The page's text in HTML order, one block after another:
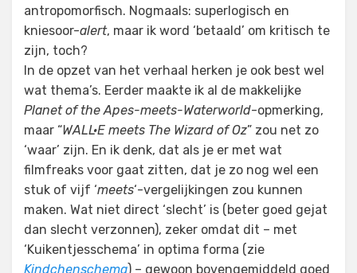
antropomorfisch. Nogmaals: superlogisch en
kniesoor-alert, maar ik word ‘betaald’ om kritisch te
zijn, toch?
In de opzet van het verhaal herken je ook best wel
wat thema’s. Eerder maakte ik al de makkelijke
Planet of the Apes-meets-Waterworld-opmerking,
maar “WALL·E meets The Wizard of Oz” zou net zo
‘waar’ zijn. En ik denk, dat als je er met wat
filmfreaks voor gaat zitten, dat je zo nog wel een
stuk of vijf ‘meets‘-vergelijkingen zou kunnen
maken. Wat niet direct ‘slecht’ is (beter goed gejat
dan slecht verzonnen), zeker omdat dit – met
‘Kuikentjesschema’ in optima forma (zie
Kindchenschema) – gewoon bovengemiddeld goed